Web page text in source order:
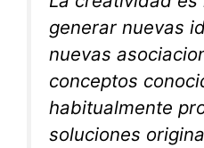
generar nuevas
nuevas
conceptos
habitualmente
soluciones